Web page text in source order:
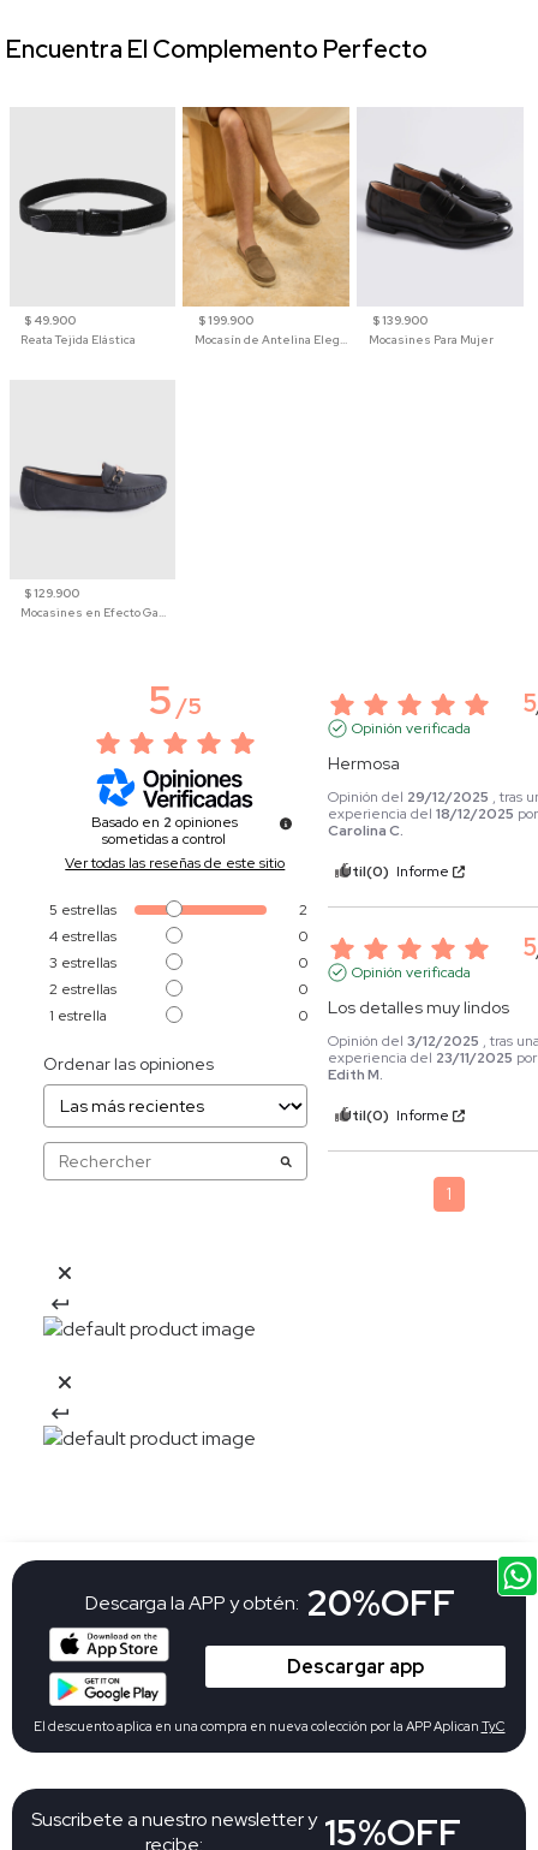
$ 49.900
Reata Tejida Elástica
$ 199.900
Mocasín de Antelina Elegante con Suela de Contraste Para Hombre
$ 139.900
Mocasines Para Mujer
$ 129.900
Mocasines en Efecto Gamuzado Para Mujer
Encuentra El Complemento Perfecto
5/5
Basado en 2 opiniones
sometidas a control
Ver todas las reseñas de este sitio
5 estrellas
2
4 estrellas
0
3 estrellas
0
2 estrellas
0
1 estrella 0
Ordenar las opiniones
5
Opinión verificada
Hermosa
Opinión del 29/12/2025 , tras
experiencia del18/12/2025 por
Carolina C.
Útil(0) Informe
5
Opinión verificada
Los detalles muy lindos
Opinión del3/12/2025 , tras
experiencia del 23/11/2025 por
Edith M.
Útil(0) Informe
1
Suscribete a nuestro newsletter y 15%OFF
Descarga la APP y obtén: 20%OFF
Descargar app
El descuento aplica en una compra en nueva colección por la APP Aplican TyC